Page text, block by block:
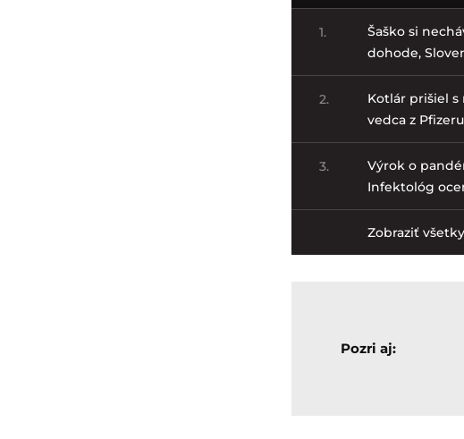
1.
Šaško si
dohode,
2.
Kotlár prišiel s
vedca z Pfizeru
3.
Výrok o
Infektológ
Zobraziť
Pozri aj: